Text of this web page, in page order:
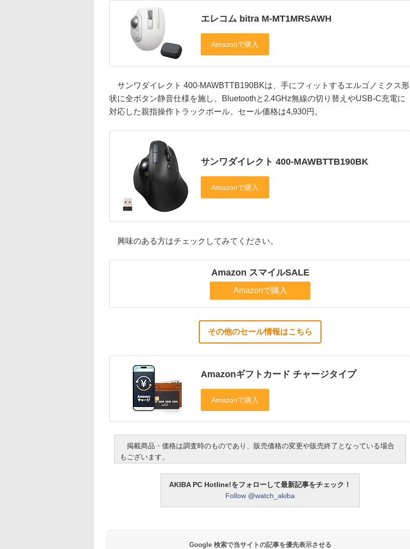
エレコム bitra M-MT1MRSAWH
サンワダイレクト 400-MAWBTTB190BKは、手にフィットするエルゴノミクス形
状に全ボタン静音仕様を施し、Bluetoothと2.4GHz無線の切り替えやUSB-C充電に
対応した親指操作トラックボール。セール価格は4,930円。
サンワダイレクト 400-MAWBTTB190BK
興味のある方はチェックしてみてください。
Amazon スマイルSALE
Amazonで購入
その他のセール情報はこちら
Amazonギフトカード チャージタイプ
掲載商品・価格は調査時のものであり、販売価格の変更や販売終了となっている場合
もございます。
AKIBA PC Hotline!をフォローして最新記事をチェック！
Follow @watch_akiba
Google 検索で当サイトの記事を優先表示させる